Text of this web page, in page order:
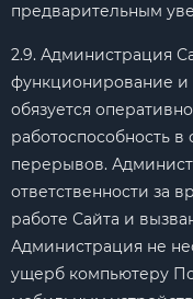
предварительным
2.9. Администрация
функционирование и
обязуется
работоспособность в
перерывов.
ответственности за
работе Сайта и
Администрация не
ущерб компьютеру